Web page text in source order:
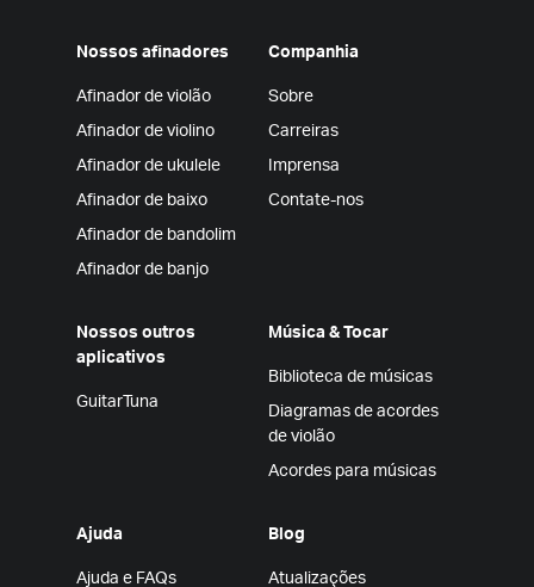
Nossos afinadores
Afinador de violão
Afinador de violino
Afinador de ukulele
Afinador de baixo
Afinador de bandolim
Afinador de banjo
Companhia
Sobre
Carreiras
Imprensa
Contate-nos
Nossos outros
aplicativos
GuitarTuna
Música & Tocar
Biblioteca de músicas
Diagramas de acordes
de violão
Acordes para músicas
Ajuda
Ajuda e FAQs
Blog
Atualizações